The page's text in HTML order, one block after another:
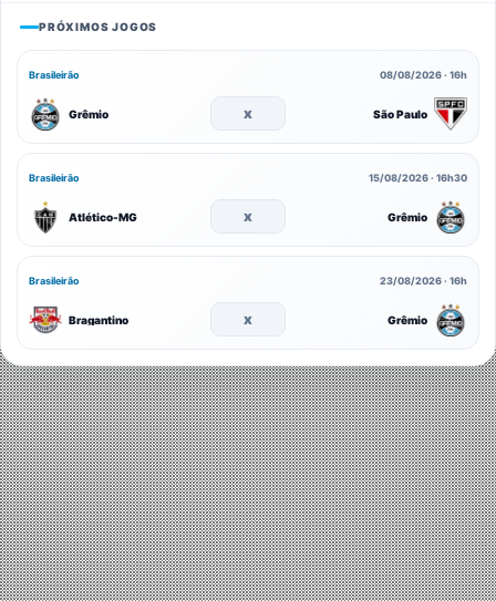
PRÓXIMOS JOGOS
Brasileirão 08/08/2026 · 16h
Grêmio x São Paulo
Brasileirão 15/08/2026 · 16h30
Atlético-MG x Grêmio
Brasileirão 23/08/2026 · 16h
Bragantino x Grêmio